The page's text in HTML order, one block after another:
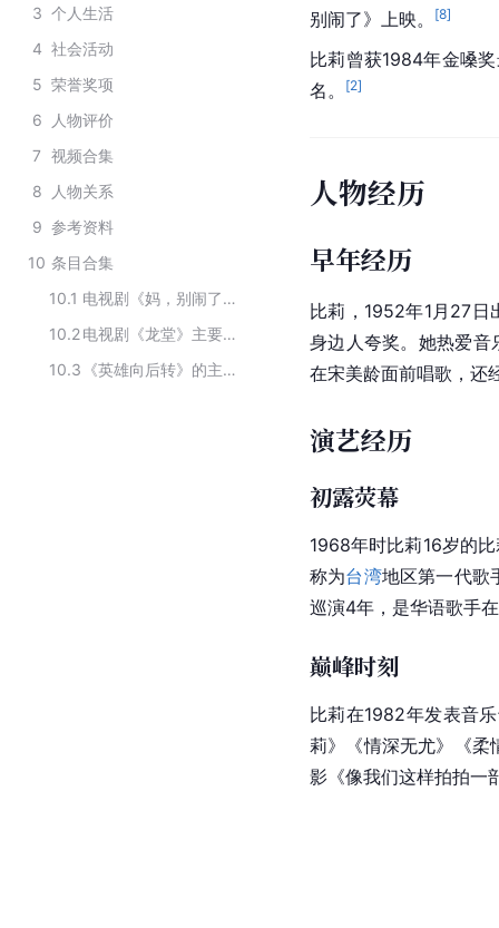
3 个人生活
4 社会活动
5 荣誉奖项
6
人物评价
7 视频合集
8
人物关系
9 参考资料
10 条目合集
10.1
电视剧《妈，别闹了！》主要演员
10.2
电视剧《龙堂》主要演员
10.3
《英雄向后转》的主要演员
别闹了》上映。
[8]
比莉曾获1984年金嗓
名。
[2]
人物经历
早年经历
比莉，1952年1月27日
身边人夸奖。她热爱
在宋美龄面前唱歌，还
演艺经历
初露荧幕
1968年时比莉16岁的
称为台湾地区第一代歌
巡演4年，是华语歌手
巅峰时刻
比莉在1982年发表音
莉》《情深无尤》《柔
影《像我们这样拍拍一